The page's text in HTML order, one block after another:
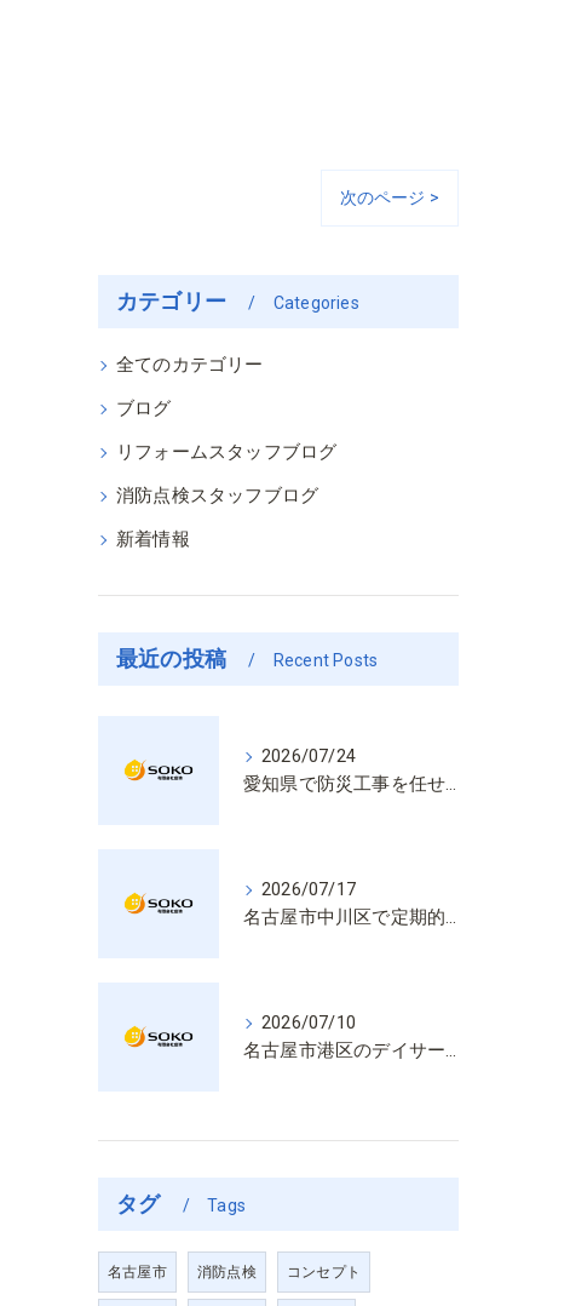
次のページ >
カテゴリー Categories
全てのカテゴリー
ブログ
リフォームスタッフブログ
消防点検スタッフブログ
新着情報
最近の投稿 Recent Posts
2026/07/24
愛知県で防災工事を任せるなら経験と技術で安心を提供する老舗業者
2026/07/17
名古屋市中川区で定期的な消防設備点検や整備はいざという時の命を守る安心管理
2026/07/10
名古屋市港区のデイサービス消防設備点検は消火器具や誘導灯も丁寧に作業を進めます
タグ Tags
名古屋市 消防点検 コンセプト